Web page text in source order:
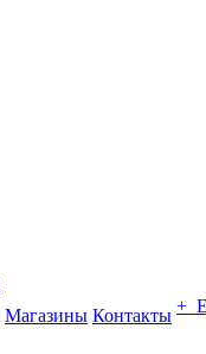
Магазины Контакты +